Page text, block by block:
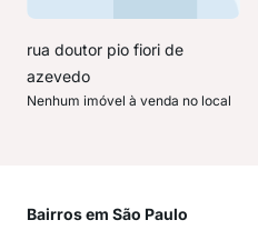
rua doutor pio fiori de
azevedo
Nenhum imóvel à venda no local
Bairros em São Paulo